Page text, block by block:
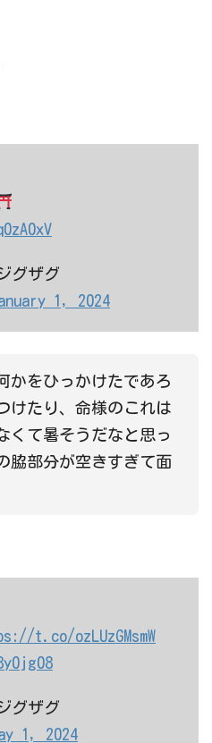
グザグ
1, 2024
かをひっかけたであろ
けたり、命様のこれは
くて暑そうだなと思っ
脇部分が空きすぎて面
t.co/ozLUzGMsmW
グザグ
1, 2024